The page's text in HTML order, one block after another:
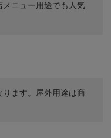
ニュー用途でも人気
ます。屋外用途は商